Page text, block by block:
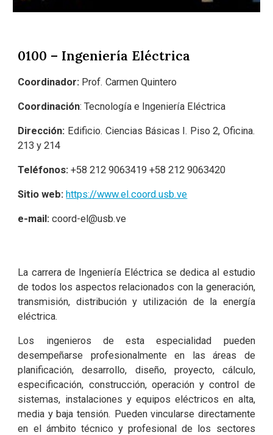
0100 – Ingeniería Eléctrica
Coordinador: Prof. Carmen Quintero
Coordinación: Tecnología e Ingeniería Eléctrica
Dirección: Edificio. Ciencias Básicas I. Piso 2, Oficina.
213 y 214
Teléfonos:+58212 9063419 +58 212 9063420
Sitio web: https://www.el.coord.usb.ve
e-mail: coord-el@usb.ve
La carrera de Ingeniería Eléctrica se dedica al estudio
de todos los aspectos relacionados con la generación,
transmisión, distribución y utilización de la energía
eléctrica.
Los ingenieros de esta especialidad pueden
desempeñarse profesionalmente en las áreas de
planificación, desarrollo, diseño, proyecto, cálculo,
especificación, construcción, operación y control de
sistemas, instalaciones y equipos eléctricos en alta,
media y baja tensión. Pueden vincularse directamente
en el ámbito técnico y profesional de los sectores